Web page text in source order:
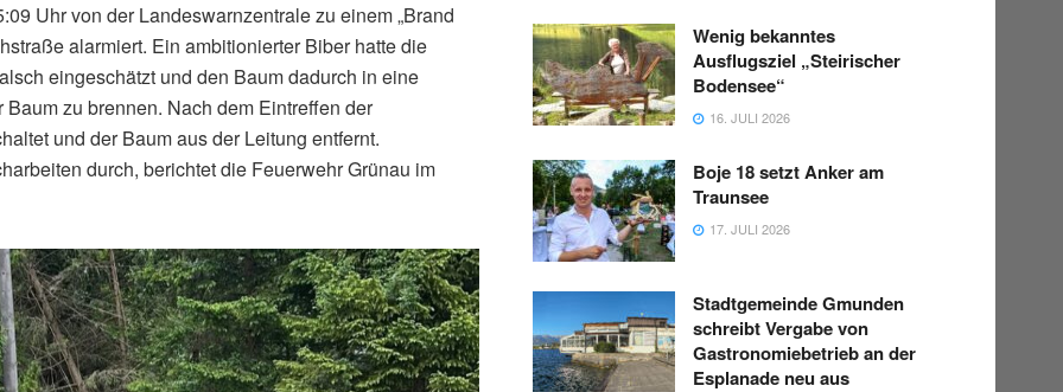
Uhr von der Landeswarnzentrale zu einem „Brand
alarmiert. Ein ambitionierter Biber hatte die
eingeschätzt und den Baum dadurch in eine
zu brennen. Nach dem Eintreffen der
und der Baum aus der Leitung entfernt.
durch, berichtet die Feuerwehr Grünau im
Wenig bekanntes
Ausflugsziel „Steirischer
Bodensee“
16. JULI 2026
Boje 18 setzt Anker am
Traunsee
17. JULI 2026
Stadtgemeinde Gmunden
schreibt Vergabe von
Gastronomiebetrieb an der
Esplanade neu aus